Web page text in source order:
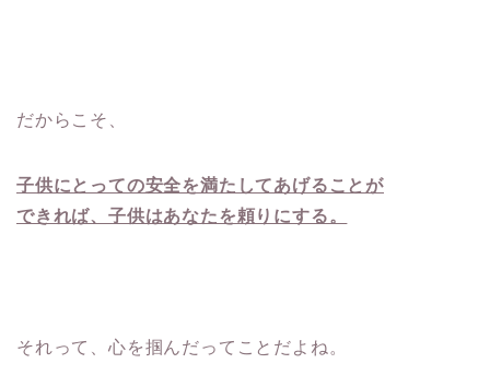
だからこそ、
子供にとっての安全を満たしてあげることが
できれば、子供はあなたを頼りにする。
それって、心を掴んだってことだよね。